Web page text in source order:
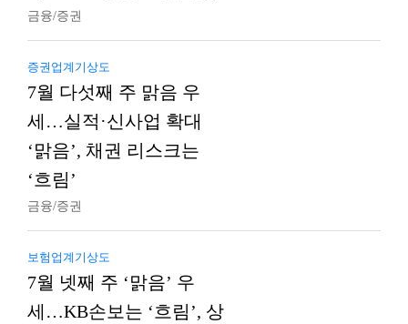
금융/증권
증권업계기상도
7월 다섯째 주 맑음 우
세…실적·신사업 확대
‘맑음’, 채권 리스크는
‘흐림’
금융/증권
보험업계기상도
7월 넷째 주 ‘맑음’ 우
세…KB손보는 ‘흐림’, 상